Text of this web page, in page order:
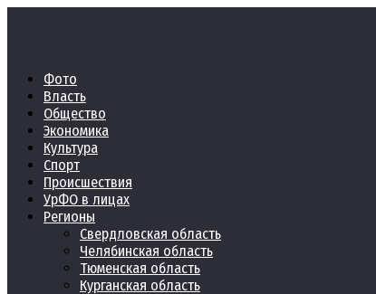
Фото
Власть
Общество
Экономика
Культура
Спорт
Происшествия
УрФО в лицах
Регионы
Свердловская область
Челябинская область
Тюменская область
Курганская область